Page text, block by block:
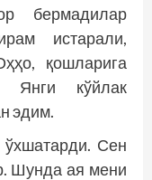
бермадилар
истарали,
қошларига
Янги кўйлак
эдим.
Сен
Шунда ая мени